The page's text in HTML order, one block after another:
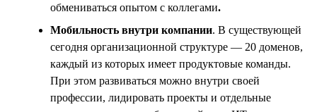
обмениваться опытом с коллегами.
Мобильность внутри компании. В существующей
сегодня организационной структуре — 20 доменов,
каждый из которых имеет продуктовые команды.
При этом развиваться можно внутри своей
профессии, лидировать проекты и отдельные